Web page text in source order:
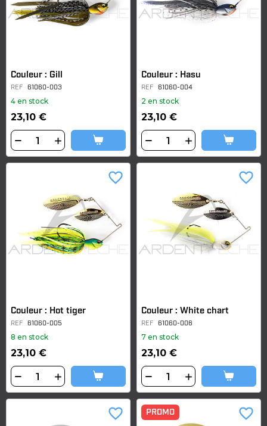
Couleur : Gill
REF 61060-003
4 en stock
23,10 €
Couleur : Hasu
REF 61060-004
2 en stock
23,10 €
Couleur : Hot tiger
REF 61060-005
8 en stock
23,10 €
favorite_border
Couleur : White chart
REF 61060-006
7 en stock
23,10 €
favorite_border
favorite_border PROMO favorite_border